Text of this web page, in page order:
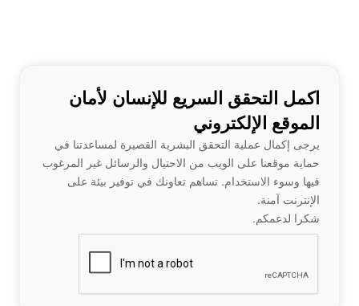
اكمل التحقق السريع للإنسان لأمان
الموقع الإلكتروني
يرجى إكمال عملية التحقق البشرية القصيرة لمساعدتنا في
حماية موقعنا على الويب من الاحتيال والرسائل غير المرغوب
فيها وسوء الاستخدام. تساهم تعاونك في توفير بيئة على
الإنترنت آمنة.
شكرا لدعمكم.